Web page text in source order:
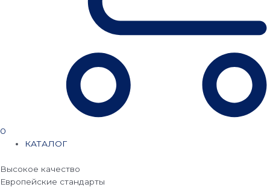
0
КАТАЛОГ
Высокое качество
Европейские стандарты